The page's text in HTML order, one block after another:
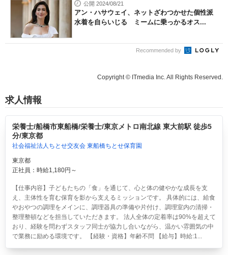
公開 2024/08/21
アン・ハサウェイ、ネットざわつかせた個性派
水着を自らいじる ミームに乗っかるオス...
Recommended by
Copyright © ITmedia Inc. All Rights Reserved.
求人情報
栄養士/船橋市東船橋/栄養士/東京メトロ南北線 東大前駅 徒歩5
分/東京都
社会福祉法人ちとせ交友会 東船橋ちとせ保育園
東京都
正社員：時給1,180円～
【仕事内容】子どもたちの「食」を通じて、心と体の健やかな成長を支
え、主体性を育む保育を影から支えるミッションです。 具体的には、給食
やおやつの調理をメインに、調理器具の準備や片付け、調理室内の清掃・
整理整頓などを担当していただきます。 法人全体の定着率は90%を超えて
おり、経験を問わずスタッフ同士が協力し合いながら、温かい雰囲気の中
で業務に励める環境です。 【経験・資格】年齢不問 【給与】時給:1...